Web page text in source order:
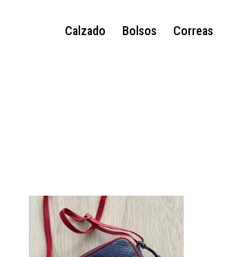
Calzado Bolsos Correas